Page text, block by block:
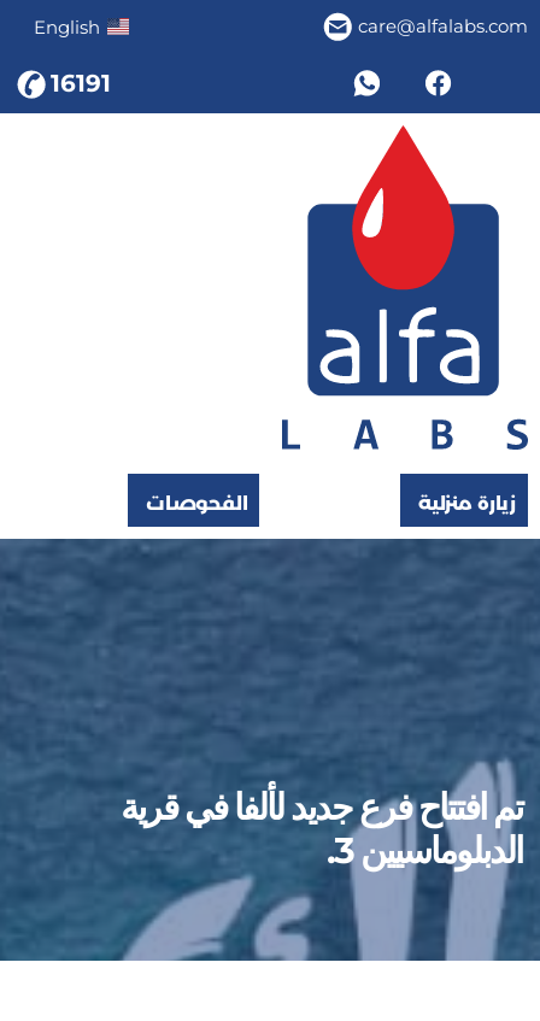
care@alfalabs.com
English
16191
زيارة منزلية الفحوصات
تم افتتاح فرع جديد لألفا في قرية
الدبلوماسيين 3.